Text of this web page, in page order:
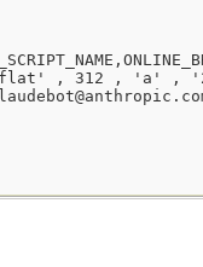
, 312 , 'a' ,